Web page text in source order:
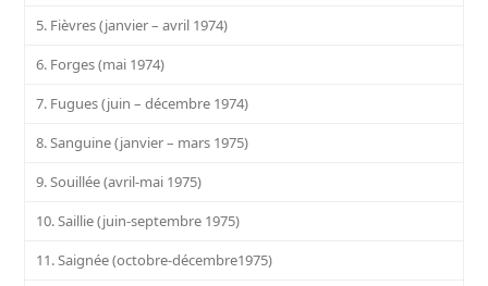
5. Fièvres (janvier – avril 1974)
6. Forges (mai 1974)
7. Fugues (juin – décembre 1974)
8. Sanguine (janvier – mars 1975)
9. Souillée (avril-mai 1975)
10. Saillie (juin-septembre 1975)
11. Saignée (octobre-décembre1975)